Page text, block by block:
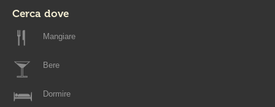
Cerca dove
Mangiare
Bere
Dormire